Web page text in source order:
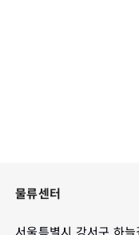
물류센터
서울특별시 강서구 하